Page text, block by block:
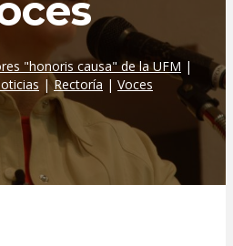
"honoris causa" de la UFM |
|Rectoría | Voces